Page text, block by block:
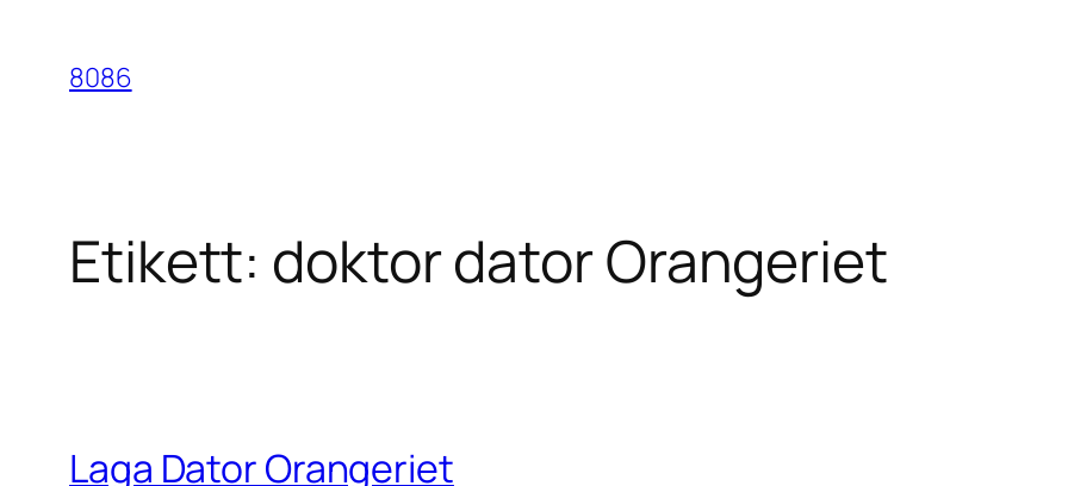
innehåll
8086
Etikett: doktor dator Orangeriet
Laga Dator Orangeriet